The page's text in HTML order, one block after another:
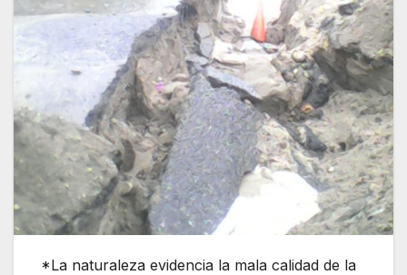
*La naturaleza evidencia la mala calidad de la